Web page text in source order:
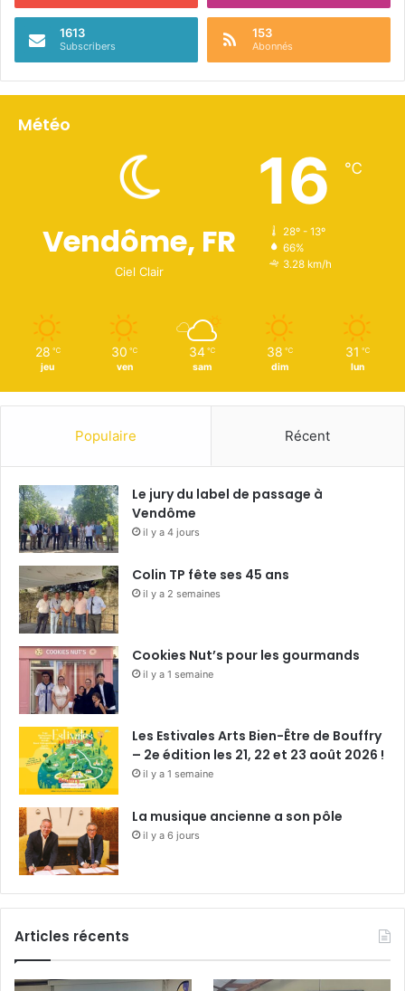
1613
Subscribers
153
Abonnés
Météo
Vendôme, FR
Ciel Clair
16 ℃
28º - 13º
66%
3.28 km/h
28 ℃
jeu
30 ℃
ven
34 ℃
sam
38 ℃
dim
31 ℃
lun
Populaire Récent
Le jury du label de passage à
Vendôme
il y a 4 jours
Colin TP fête ses 45 ans
il y a 2 semaines
Cookies Nut’s pour les gourmands
il y a 1 semaine
Les Estivales Arts Bien-Être de Bouffry
– 2e édition les 21, 22 et 23 août 2026 !
il y a 1 semaine
La musique ancienne a son pôle
il y a 6 jours
Articles récents